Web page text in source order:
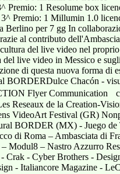
1 Resolume box
Premio: 1 Millumin 1.0
Berlino per 7 gg In
al contributo
del live video nel
live video in Messico e
di questa nuova forma di
BORDERDulce Chacón -
Flyer Communication
Reseaux de la Creation-
VideoArt Festival (GR)
BORDER (MX) - Juego
di Roma – Ambasciata di
Modul8 – Nastro Azzurro
Crak - Cyber Brothers -
- Italiancore Magazine -